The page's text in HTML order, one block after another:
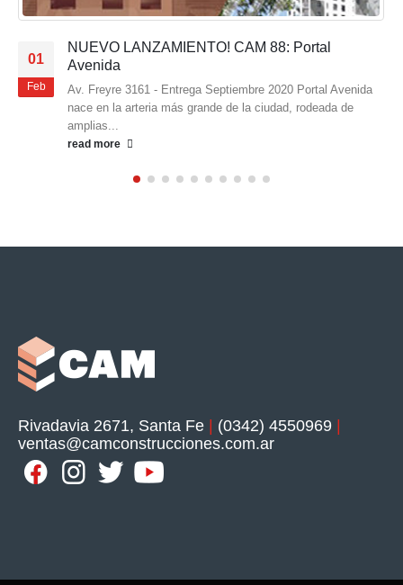
NUEVO LANZAMIENTO! CAM 88: Portal
Avenida
Av. Freyre 3161 - Entrega Septiembre 2020 Portal Avenida
nace en la arteria más grande de la ciudad, rodeada de
amplias...
read more
Rivadavia 2671, Santa Fe | (0342) 4550969 |
ventas@camconstrucciones.com.ar